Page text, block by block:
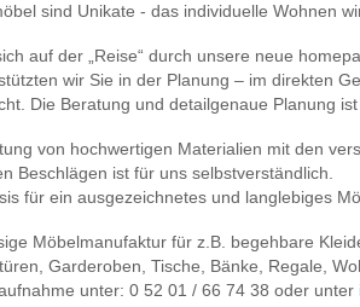
sind Unikate - das individuelle Wohnen
auf der „Reise“ durch unsere neue
wir Sie in der Planung – im direkten
Die Beratung und detailgenaue Planung
von hochwertigen Materialien mit den
Beschlägen ist für uns selbstverständlich.
für ein ausgezeichnetes und langlebiges
Möbelmanufaktur für z.B. begehbare
Garderoben, Tische, Bänke, Regale,
unter: 0 52 01 / 66 74 38 oder unter